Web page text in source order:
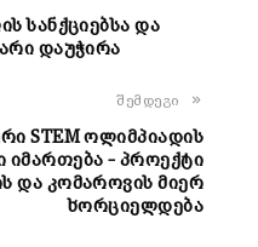
სანქციებსა და
დაუჭირა
შემდეგი
STEM ოლიმპიადის
– პროექტი
და კომაროვის მიერ
ხორციელდება